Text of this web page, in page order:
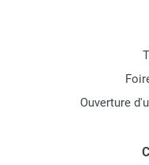
Ouverture